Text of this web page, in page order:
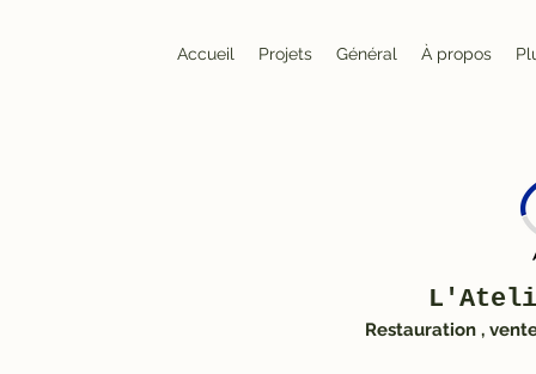
Accueil Projets Général À propos
Restauration ,